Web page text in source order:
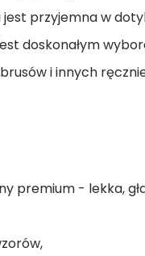
przyjemna w
doskonałym
i innych
premium - lekka,